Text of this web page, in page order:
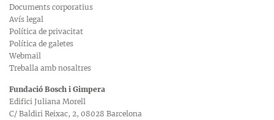
Documents corporatius
Avís legal
Política de privacitat
Política de galetes
Webmail
Treballa amb nosaltres
Fundació Bosch i Gimpera
Edifici Juliana Morell
C/ Baldiri Reixac, 2, 08028 Barcelona